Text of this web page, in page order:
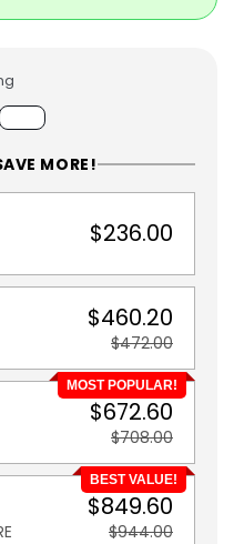
MORE!
$236.00
$460.20
$472.00
MOST POPULAR!
$672.60
$708.00
BEST VALUE!
$849.60
$944.00